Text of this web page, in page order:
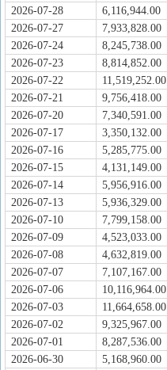
2026-07-28
6,116,944.00
2026-07-27
7,933,828.00
2026-07-24
8,245,738.00
2026-07-23
8,814,852.00
2026-07-22
11,519,252.00
2026-07-21
9,756,418.00
2026-07-20
7,340,591.00
2026-07-17
3,350,132.00
2026-07-16
5,285,775.00
2026-07-15
4,131,149.00
2026-07-14
5,956,916.00
2026-07-13
5,936,329.00
2026-07-10
7,799,158.00
2026-07-09
4,523,033.00
2026-07-08
4,632,819.00
2026-07-07
7,107,167.00
2026-07-06
10,116,964.00
2026-07-03
11,664,658.00
2026-07-02
9,325,967.00
2026-07-01
8,287,536.00
2026-06-30
5,168,960.00